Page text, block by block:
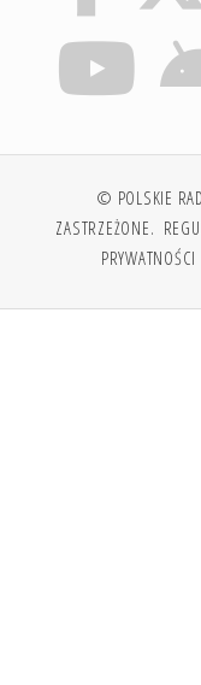
© POLSKIE
ZASTRZEŻONE.
PRYWATNOŚCI